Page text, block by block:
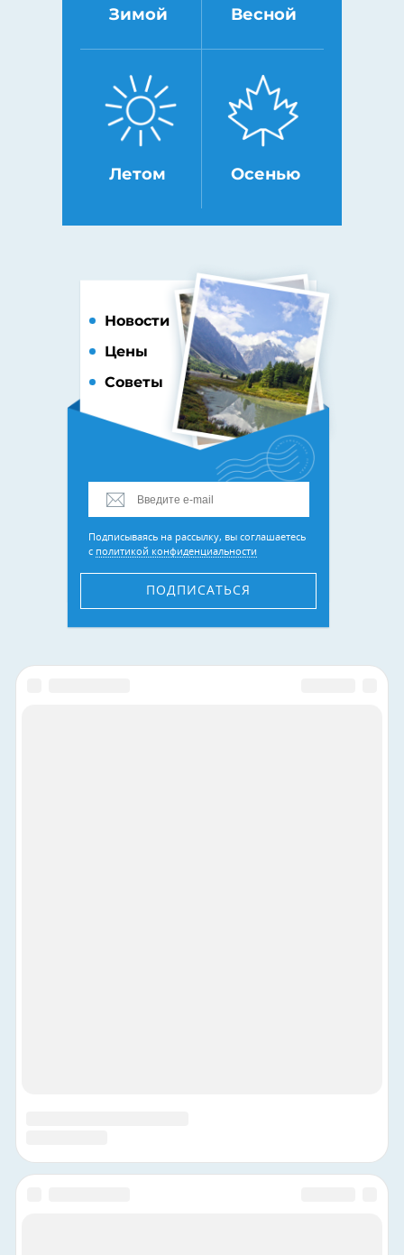
Зимой Весной
Летом Осенью
Новости
Цены
Советы
Подписываясь на рассылку, вы соглашаетесь
с политикой конфиденциальности
ПОДПИСАТЬСЯ